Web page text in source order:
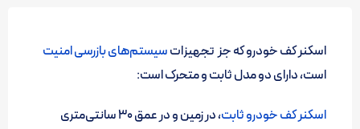
اسکنر کف خودرو که جز تجهیزاتسیستم‌های بازرسی امنیت
است، دارای دو مدل ثابت و متحرک است:
اسکنر کف خودرو ثابت
، در زمین و در عمق 30 سانتی‌متری